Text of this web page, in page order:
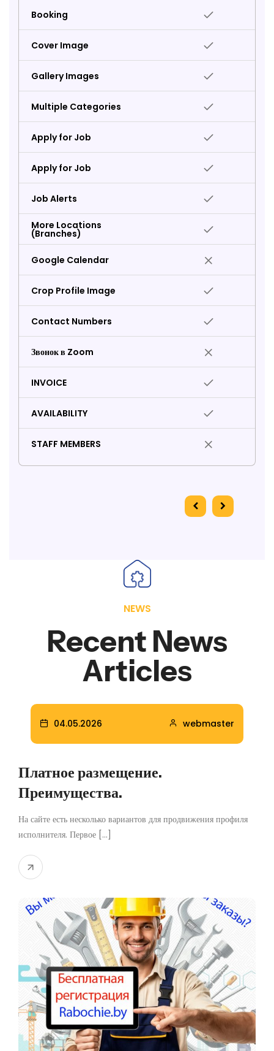
Booking
Cover Image
Gallery Images
Multiple Categories
Apply for Job
Apply for Job
Job Alerts
More Locations
(Branches)
Google Calendar
Crop Profile Image
Contact Numbers
Звонок в Zoom
INVOICE
AVAILABILITY
STAFF MEMBERS
NEWS
Recent News
Articles
04.05.2026 webmaster
Платное размещение.
Преимущества.
На сайте есть несколько вариантов для продвижения профиля
исполнителя. Первое [...]